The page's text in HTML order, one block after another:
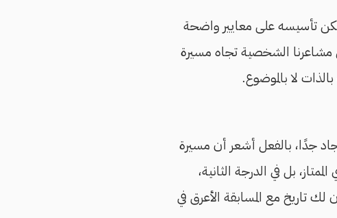
تأسيسه على معايير واضحة
الشخصية تجاه مسيرة
لا بالموضوع.
جدًا، بالفعل أشعر أن مسيرة
بل في الدرجة الثانية،
تاريخ مع المسابقة الأعرق في